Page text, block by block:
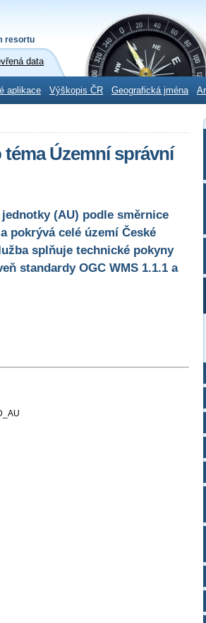
resortu
data
aplikace Výškopis ČR Geografická jména
Územní správní
(AU) podle směrnice
pokrývá celé území České
splňuje technické pokyny
standardy OGC WMS 1.1.1 a